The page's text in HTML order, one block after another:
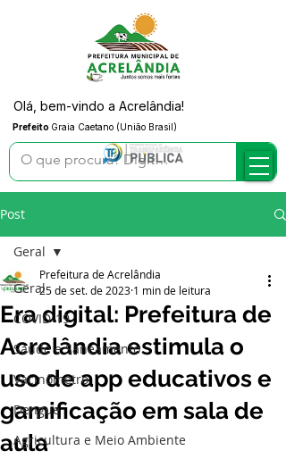
Prefeito Graia Caetano (União Brasil)
Olá, bem-vindo a Acrelândia!
Post
Geral
COVID-19
Saúde e Saneamento
Vacinômetro
Dengue
Agricultura e Meio Ambiente
Geral
Era digital: Prefeitura de
Acrelândia estimula o
uso de app educativos e
gamificação em sala de
aula
Prefeitura de Acrelândia
25 de set. de 2023 1 min de leitura